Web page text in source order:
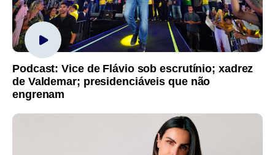
Podcast: Vice de Flávio sob escrutínio; xadrez
de Valdemar; presidenciáveis que não
engrenam